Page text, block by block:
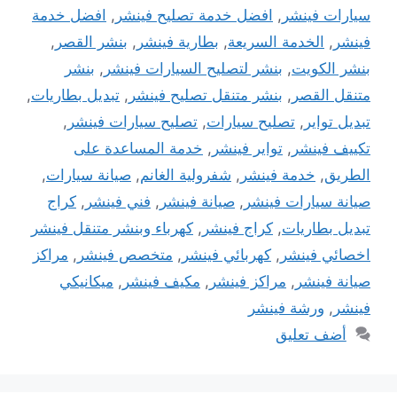
سيارات فينشر , افضل خدمة تصليح فينشر , افضل خدمة
فينشر , الخدمة السريعة, بطارية فينشر , بنشر القصر ,
بنشر الكويت, بنشر لتصليح السيارات فينشر , بنشر
متنقل القصر , بنشر متنقل تصليح فينشر , تبديل بطاريات,
تبديل تواير , تصليح سيارات, تصليح سيارات فينشر ,
تكييف فينشر , تواير فينشر , خدمة المساعدة على
الطريق, خدمة فينشر , شفرولية الغانم, صيانة سيارات,
صيانة سيارات فينشر , صيانة فينشر , فني فينشر , كراج
تبديل بطاريات, كراج فينشر , كهرباء وبنشر متنقل فينشر
اخصائي فينشر , كهربائي فينشر , متخصص فينشر , مراكز
صيانة فينشر , مراكز فينشر , مكيف فينشر , ميكانيكي
فينشر , ورشة فينشر
أضف تعليق